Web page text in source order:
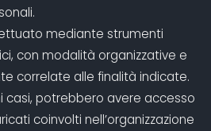
mediante strumenti
con modalità organizzative e
correlate alle finalità indicate.
casi, potrebbero avere accesso
coinvolti nell’organizzazione